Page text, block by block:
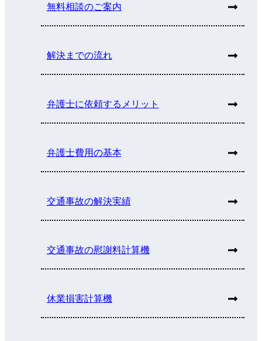
無料相談のご案内
解決までの流れ
弁護士に依頼するメリット
弁護士費用の基本
交通事故の解決実績
交通事故の慰謝料計算機
休業損害計算機